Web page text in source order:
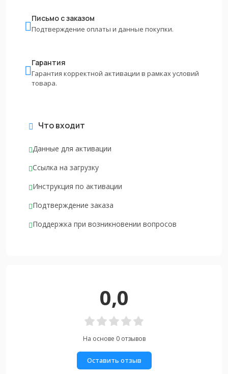
Письмо с заказом
Подтверждение оплаты и данные покупки.
Гарантия
Гарантия корректной активации в рамках условий
товара.
Что входит
Данные для активации
Ссылка на загрузку
Инструкция по активации
Подтверждение заказа
Поддержка при возникновении вопросов
0,0
На основе 0 отзывов
Оставить отзыв